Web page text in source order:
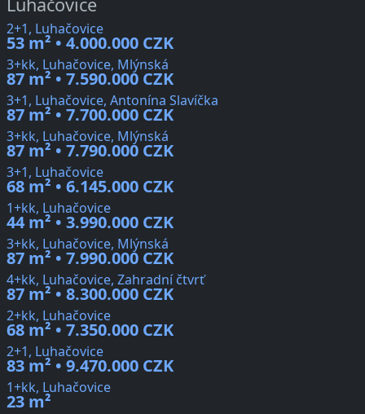
2+1, Luhačovice
53 m² • 4.000.000 CZK
3+kk, Luhačovice, Mlýnská
87 m² • 7.590.000 CZK
3+1, Luhačovice, Antonína Slavíčka
87 m² • 7.700.000 CZK
3+kk, Luhačovice, Mlýnská
87 m² • 7.790.000 CZK
3+1, Luhačovice
68 m² • 6.145.000 CZK
1+kk, Luhačovice
44 m² • 3.990.000 CZK
3+kk, Luhačovice, Mlýnská
87 m² • 7.990.000 CZK
4+kk, Luhačovice, Zahradní čtvrť
87 m² • 8.300.000 CZK
2+kk, Luhačovice
68 m² • 7.350.000 CZK
2+1, Luhačovice
83 m² • 9.470.000 CZK
1+kk, Luhačovice
23 m²